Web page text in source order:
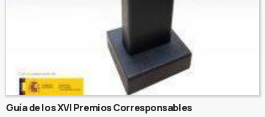
Guía de los XVI Premios Corresponsables